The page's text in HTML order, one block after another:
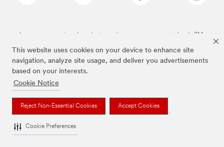
This website uses cookies on your device to enhance site
navigation, analyze site usage, and deliver you advertisements
based on your interests.
Cookie Notice
Reject Non-Essential Cookies Accept Cookies
Cookie Preferences
Las marcas mencionadas anteriormente son marcas comerciales de 3M.